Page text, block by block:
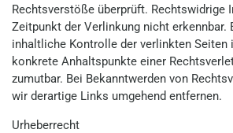
Rechtsverstöße überprüft. Rechtswidrige
Zeitpunkt der Verlinkung nicht erkennbar.
inhaltliche Kontrolle der verlinkten Seiten
konkrete Anhaltspunkte einer
zumutbar. Bei Bekanntwerden von
wir derartige Links umgehend entfernen.
Urheberrecht